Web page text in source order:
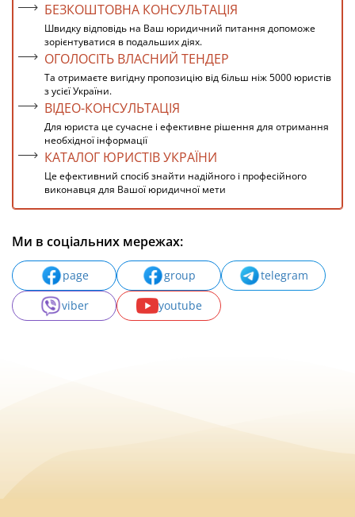
БЕЗКОШТОВНА КОНСУЛЬТАЦІЯ
Швидку відповідь на Ваш юридичний питання допоможе
зорієнтуватися в подальших діях.
ОГОЛОСІТЬ ВЛАСНИЙ ТЕНДЕР
Та отримаєте вигідну пропозицію від більш ніж 5000 юристів
з усієї України.
ВІДЕО-КОНСУЛЬТАЦІЯ
Для юриста це сучасне і ефективне рішення для отримання
необхідної інформації
КАТАЛОГ ЮРИСТІВ УКРАЇНИ
Це ефективний спосіб знайти надійного і професійного
виконавця для Вашої юридичної мети
Ми в соціальних мережах:
page group
telegram
viber
youtube